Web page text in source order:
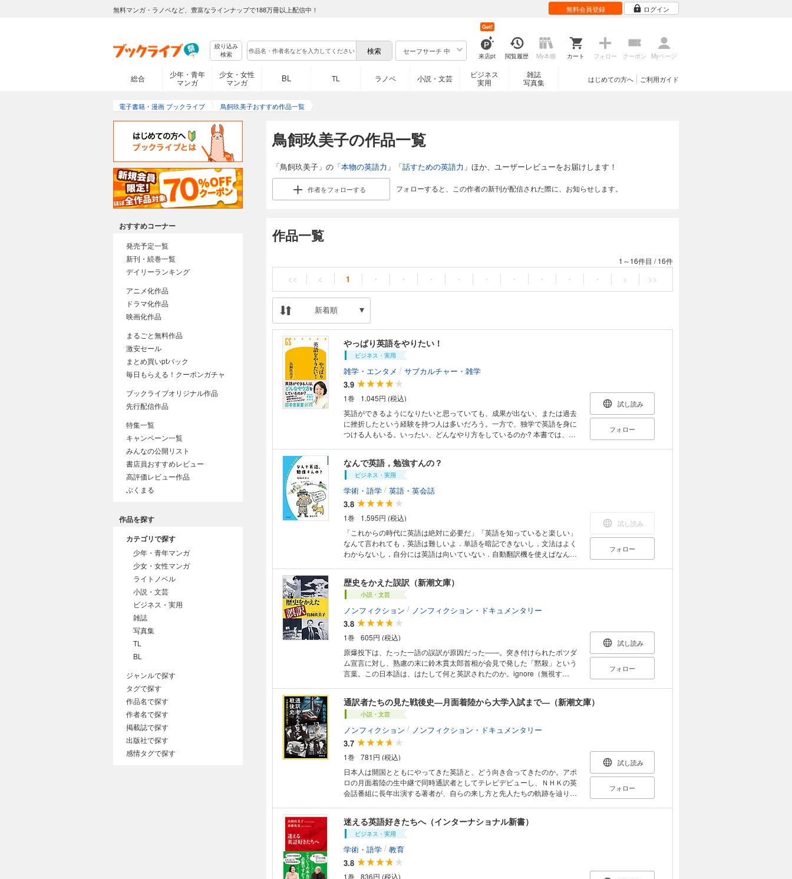
無料マンガ・ラノベなど、豊富なラインナップで188万冊以上配信中！ 無料会員登録 ログイン
絞り込み
検索
セーフサーチ 中
来店pt
Get!
閲覧履歴 My本棚 カート フォロー クーポン Myページ
総合
少年・青年
マンガ
少女・女性
マンガ
BL TL ラノベ 小説・文芸
ビジネス
実用
雑誌
写真集
ご利用ガイド
はじめての方へ
電子書籍・漫画 ブックライブ 鳥飼玖美子おすすめ作品一覧
鳥飼玖美子の作品一覧
「鳥飼玖美子」の「本物の英語力 」「話すための英語力 」ほか、ユーザーレビューをお届けします！
作者をフォローする フォローすると、この作者の新刊が配信された際に、お知らせします。
作品一覧
1～16件目 /16件
<< < 1 ・ ・ ・ ・ ・ ・ ・ ・ ・ > >>
新着順
やっぱり英語をやりたい！
ビジネス・実用
雑学・エンタメ / サブカルチャー・雑学
3.9
1巻
1,045円 (税込)
英語ができるようになりたいと思っていても、成果が出ない、または過去
に挫折したという経験を持つ人は多いだろう。一方で、独学で英語を身に
つける人もいる。いったい、どんなやり方をしているのか? 本書では、英
び方のヒントが満載。インターネットや動画、AIの普及で、今やお金をか
けなくても英語が身につく方法は無数にある。読み終わる頃には「今すぐ
【「今すぐ」に傍点】英語をやりたい!」と思うこと、間違いなし。
試し読み
フォロー
なんで英語，勉強すんの？
ビジネス・実用
学術・語学 / 英語・英会話
3.8
1巻
1,595円 (税込)
「これからの時代に英語は絶対に必要だ」「英語を知っていると楽しい」
なんて言われても，英語は難しいよ．単語を暗記できないし，文法はよく
わからないし，自分には英語は向いていない．自動翻訳機を使えばなんど
ウト型」で作成されており，タブレットなど大きなディスプレイを備えた
端末で読むことに適しています．また，文字だけを拡大すること，文字列
のハイライト，検索，辞書の参照，引用などの機能は使用できません．
試し読み
フォロー
歴史をかえた誤訳（新潮文庫）
小説・文芸
ノンフィクション / ノンフィクション・ドキュメンタリー
3.8
1巻
605円 (税込)
原爆投下は、たった一語の誤訳が原因だった――。突き付けられたポツダ
ム宣言に対し、熟慮の末に鈴木貫太郎首相が会見で発した「黙殺」という
言葉。この日本語は、はたして何と英訳されたのか。ignore（無視す
しまった誤訳の真相に迫る！
試し読み
フォロー
通訳者たちの見た戦後史―月面着陸から大学入試まで―（新潮文庫）
小説・文芸
ノンフィクション / ノンフィクション・ドキュメンタリー
3.7
1巻
781円 (税込)
日本人は開国とともにやってきた英語と、どう向き合ってきたのか。アポ
ロの月面着陸の生中継で同時通訳者としてテレビデビューし、ＮＨＫの英
会話番組に長年出演する著者が、自らの来し方と先人たちの軌跡を辿り、
読書。『戦後史の中の英語と私』改題。（解説・阿部公彦）
試し読み
フォロー
迷える英語好きたちへ（インターナショナル新書）
ビジネス・実用
学術・語学 / 教育
3.8
1巻
836円 (税込)
おすすめコーナー
発売予定一覧
新刊・続巻一覧
デイリーランキング
アニメ化作品
ドラマ化作品
映画化作品
まるごと無料作品
激安セール
まとめ買いptバック
毎日もらえる！クーポンガチャ
ブックライブオリジナル作品
先行配信作品
特集一覧
キャンペーン一覧
みんなの公開リスト
書店員おすすめレビュー
高評価レビュー作品
ぶくまる
作品を探す
カテゴリで探す
少年・青年マンガ
少女・女性マンガ
ライトノベル
小説・文芸
ビジネス・実用
雑誌
写真集
TL
BL
ジャンルで探す
タグで探す
作品名で探す
作者名で探す
掲載誌で探す
出版社で探す
感情タグで探す